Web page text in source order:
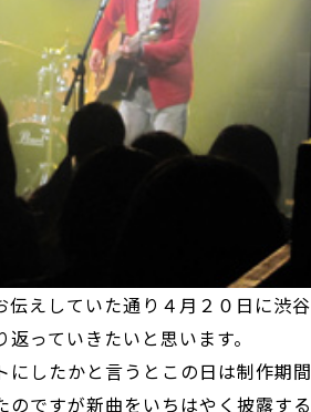
えしていた通り４月２０日に渋谷
っていきたいと思います。
したかと言うとこの日は制作期間
ですが新曲をいちはやく披露する